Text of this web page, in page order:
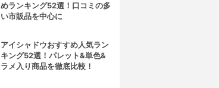
めランキング52選！口コミの多
い市販品を中心に
アイシャドウおすすめ人気ラン
キング52選！パレット&単色&
ラメ入り商品を徹底比較！